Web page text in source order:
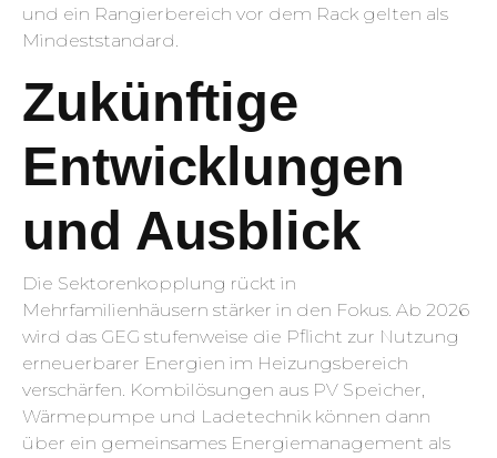
und ein Rangierbereich vor dem Rack gelten als
Mindeststandard.
Zukünftige
Entwicklungen
und Ausblick
Die Sektorenkopplung rückt in
Mehrfamilienhäusern stärker in den Fokus. Ab 2026
wird das GEG stufenweise die Pflicht zur Nutzung
erneuerbarer Energien im Heizungsbereich
verschärfen. Kombilösungen aus PV Speicher,
Wärmepumpe und Ladetechnik können dann
über ein gemeinsames Energiemanagement als